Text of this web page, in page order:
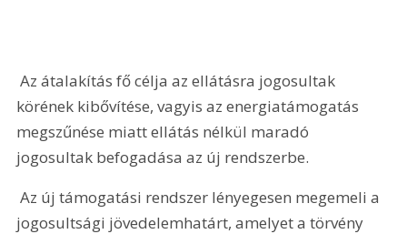
Az átalakítás fő célja az ellátásra jogosultak
körének kibővítése, vagyis az energiatámogatás
megszűnése miatt ellátás nélkül maradó
jogosultak befogadása az új rendszerbe.
Az új támogatási rendszer lényegesen megemeli a
jogosultsági jövedelemhatárt, amelyet a törvény